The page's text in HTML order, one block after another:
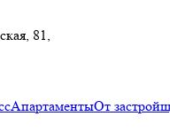
81,
АпартаментыОт